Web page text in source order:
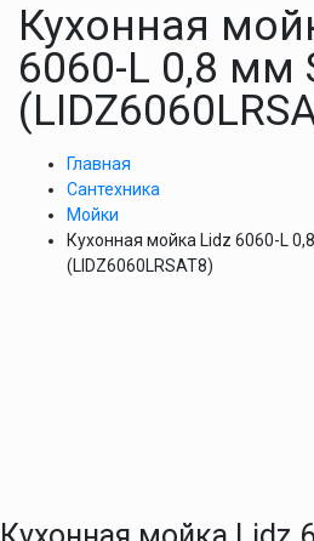
Кухонная
6060-L 0,8 мм
Главная
Сантехника
Мойки
Кухонная мойка Lidz 6060-L
(LIDZ6060LRSAT8)